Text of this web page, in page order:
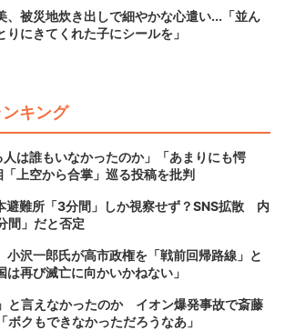
、被災地炊き出しで細やかな心遣い...「並ん
りにきてくれた子にシールを」
キング
は誰もいなかったのか」「あまりにも愕
上空から合掌」巡る投稿を批判
避難所「3分間」しか視察せず？SNS拡散 内
間」だと否定
小沢一郎氏が高市政権を「戦前回帰路線」と
再び滅亡に向かいかねない」
と言えなかったのか イオン爆発事故で斎藤
ボクもできなかっただろうなあ」